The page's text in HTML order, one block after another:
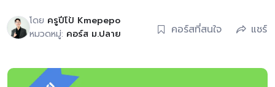
โดย ครูปีโป้ Kmepepo
หมวดหมู่: คอร์ส ม.ปลาย คอร์สที่สนใจ แชร์